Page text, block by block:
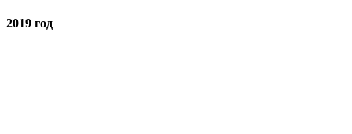
2019 год